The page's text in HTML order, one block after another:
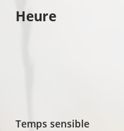
Heure
Temps sensible